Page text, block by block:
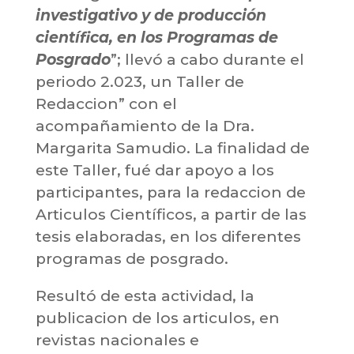
investigativo y de producción
científica, en los Programas de
Posgrado”; llevó a cabo durante el
periodo 2.023, un Taller de
Redaccion” con el
acompañamiento de la Dra.
Margarita Samudio. La finalidad de
este Taller, fué dar apoyo a los
participantes, para la redaccion de
Articulos Científicos, a partir de las
tesis elaboradas, en los diferentes
programas de posgrado.
Resultó de esta actividad, la
publicacion de los articulos, en
revistas nacionales e